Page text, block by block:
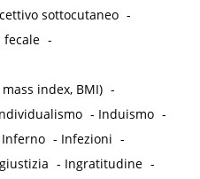
sottocutaneo -
fecale -
index, BMI) -
- Induismo -
Inferno - Infezioni -
- Ingratitudine -